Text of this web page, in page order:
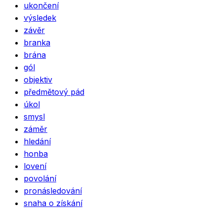
ukončení
výsledek
závěr
branka
brána
gól
objektiv
předmětový pád
úkol
smysl
záměr
hledání
honba
lovení
povolání
pronásledování
snaha o získání